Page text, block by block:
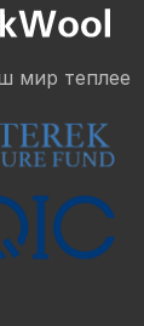
мир теплее